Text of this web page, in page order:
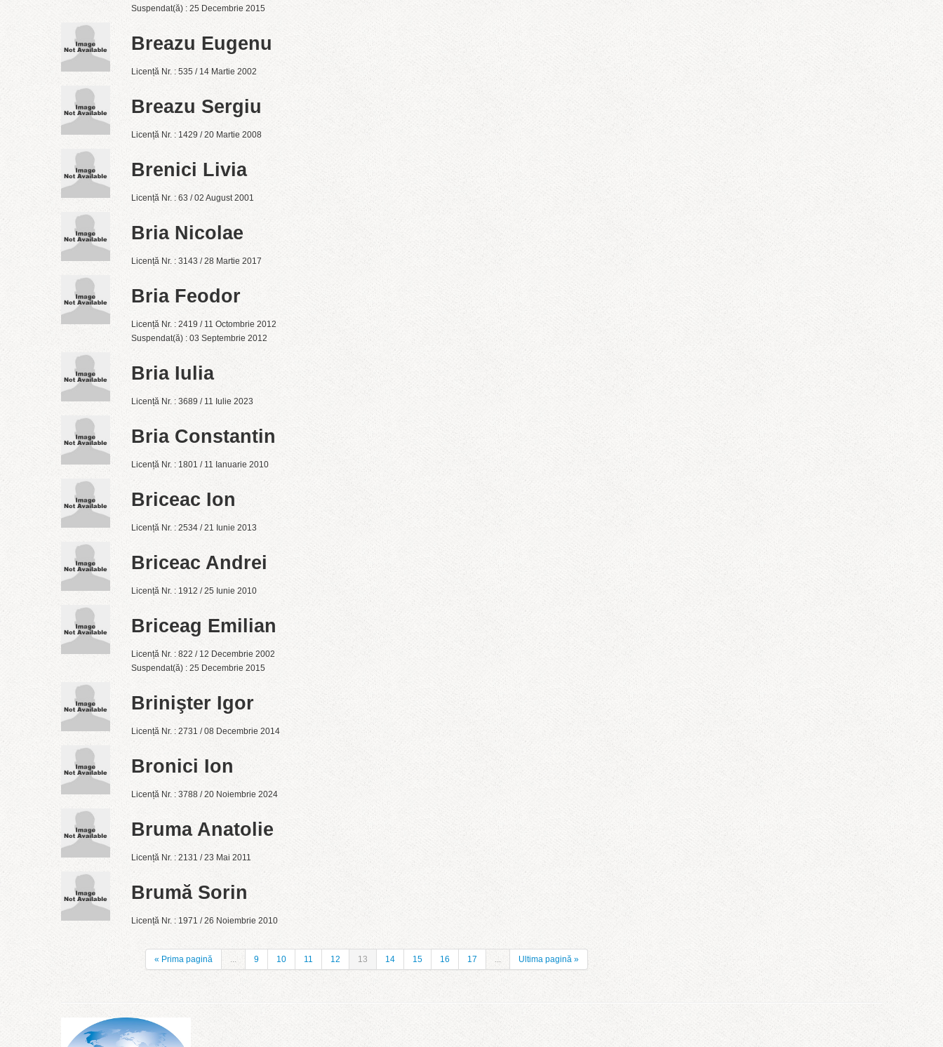
Suspendat(ă) : 25 Decembrie 2015
Breazu Eugenu
Licență Nr. : 535 / 14 Martie 2002
Breazu Sergiu
Licență Nr. : 1429 / 20 Martie 2008
Brenici Livia
Licență Nr. : 63 / 02 August 2001
Bria Nicolae
Licență Nr. : 3143 / 28 Martie 2017
Bria Feodor
Licență Nr. : 2419 / 11 Octombrie 2012
Suspendat(ă) : 03 Septembrie 2012
Bria Iulia
Licență Nr. : 3689 / 11 Iulie 2023
Bria Constantin
Licență Nr. : 1801 / 11 Ianuarie 2010
Briceac Ion
Licență Nr. : 2534 / 21 Iunie 2013
Briceac Andrei
Licență Nr. : 1912 / 25 Iunie 2010
Briceag Emilian
Licență Nr. : 822 / 12 Decembrie 2002
Suspendat(ă) : 25 Decembrie 2015
Brinişter Igor
Licență Nr. : 2731 / 08 Decembrie 2014
Bronici Ion
Licență Nr. : 3788 / 20 Noiembrie 2024
Bruma Anatolie
Licență Nr. : 2131 / 23 Mai 2011
Brumă Sorin
Licență Nr. : 1971 / 26 Noiembrie 2010
« Prima pagină ... 9 10 11 12 13 14 15 16 17 ... Ultima pagină »